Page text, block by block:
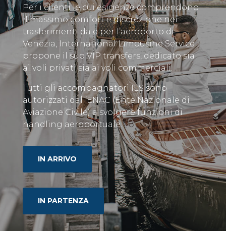
Per i clienti le cui esigenze comprendono
il massimo comfort e discrezione nei
trasferimenti da e per l’aeroporto di
Venezia, International Limousine Service
propone il suo VIP transfers, dedicato sia
ai voli privati sia ai voli commerciali.
Tutti gli accompagnatori ILS sono
autorizzati dall’ENAC (Ente Nazionale di
Aviazione Civile) a svolgere funzioni di
handling aeroportuale.
IN ARRIVO
IN PARTENZA